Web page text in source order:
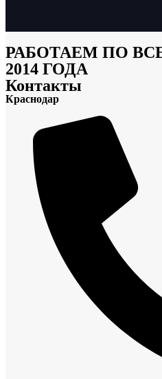
РАБОТАЕМ ПО
2014 ГОДА
Контакты
Краснодар